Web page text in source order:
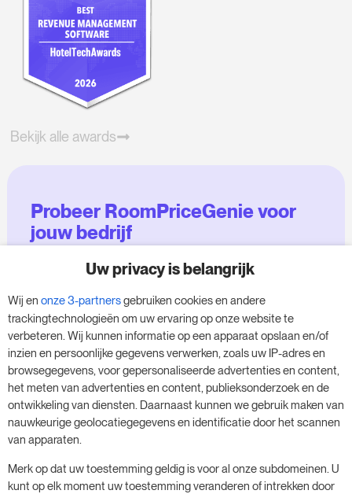
Bekijk alle awards
Probeer RoomPriceGenie voor
jouw bedrijf
Maak gebruik van onze 14-daagse proefversie
en geef je bedrijf een boost - zonder
verplichtingen.
Boek een afspraak om je gratis proefperiode
van 14 dagen te starten.
Start je gratis proefperiode
Uw privacy is belangrijk
Wij en onze 3-partnersgebruiken cookies en andere
trackingtechnologieën om uw ervaring op onze website te
verbeteren. Wij kunnen informatie op een apparaat opslaan en/of
inzien en persoonlijke gegevens verwerken, zoals uw IP-adres en
browsegegevens, voor gepersonaliseerde advertenties en content,
het meten van advertenties en content, publieksonderzoek en de
ontwikkeling van diensten. Daarnaast kunnen we gebruik maken van
nauwkeurige geolocatiegegevens en identificatie door het scannen
van apparaten.
Merk op dat uw toestemming geldig is voor al onze subdomeinen. U
kunt op elk moment uw toestemming veranderen of intrekken door